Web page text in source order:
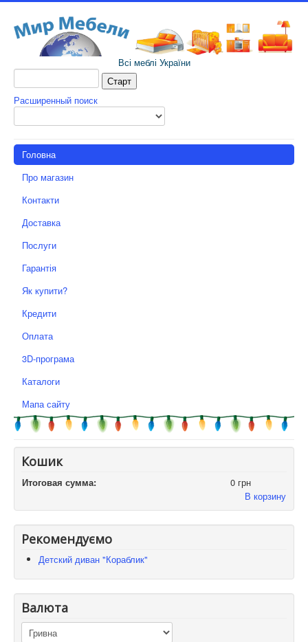
Всі меблі України
Расширенный поиск
Головна
Про магазин
Контакти
Доставка
Послуги
Гарантія
Як купити?
Кредити
Оплата
3D-програма
Каталоги
Мапа сайту
Кошик
Итоговая сумма:
0 грн
В корзину
Рекомендуємо
Детский диван "Кораблик"
Валюта